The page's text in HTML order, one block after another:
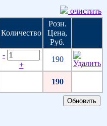
очистить
Количество
Розн.
Цена,
Руб.
-
+
190
190